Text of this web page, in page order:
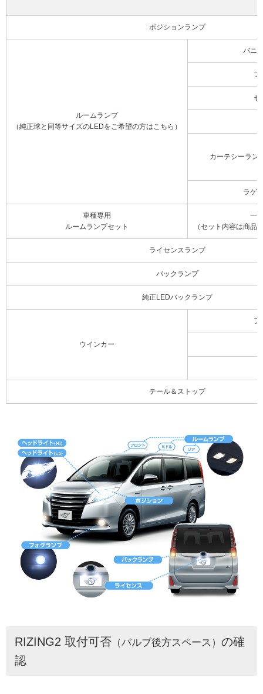
ポジションランプ
ルームランプ
（純正球と同等サイズのLEDをご希望の方はこちら）
バニ
フ
セ
カーテシーラン
ラゲ
車種専用
ルームランプセット
一
（セット内容は商品
ライセンスランプ
バックランプ
純正LEDバックランプ
ウインカー
フ
テール＆ストップ
RIZING2 取付可否 （バルブ後方スペース） の確
認